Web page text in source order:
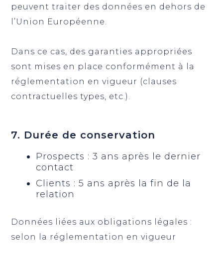
peuvent traiter des données en dehors de
l’Union Européenne.
Dans ce cas, des garanties appropriées
sont mises en place conformément à la
réglementation en vigueur (clauses
contractuelles types, etc.).
7. Durée de conservation
Prospects : 3 ans après le dernier
contact
Clients : 5 ans après la fin de la
relation
Données liées aux obligations légales :
selon la réglementation en vigueur